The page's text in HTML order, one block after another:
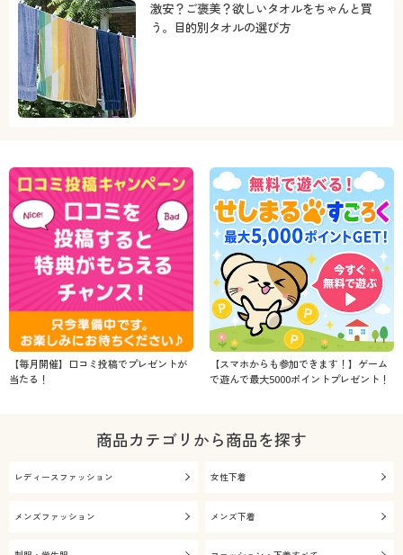
激安？ご褒美？欲しいタオルをちゃんと買
う。目的別タオルの選び方
【毎月開催】口コミ投稿でプレゼントが
当たる！
【スマホからも参加できます！】ゲーム
で遊んで最大5000ポイントプレゼント！
商品カテゴリから商品を探す
レディースファッション 女性下着
メンズファッション メンズ下着